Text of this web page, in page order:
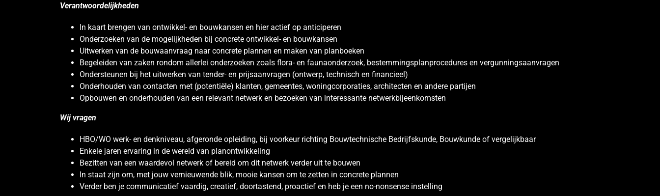
Verantwoordelijkheden
In kaart brengen van ontwikkel- en bouwkansen en hier actief op anticiperen
Onderzoeken van de mogelijkheden bij concrete ontwikkel- en bouwkansen
Uitwerken van de bouwaanvraag naar concrete plannen en maken van planboeken
Begeleiden van zaken rondom allerlei onderzoeken zoals flora- en faunaonderzoek, bestemmingsplanprocedures en vergunningsaanvragen
Ondersteunen bij het uitwerken van tender- en prijsaanvragen (ontwerp, technisch en financieel)
Onderhouden van contacten met (potentiële) klanten, gemeentes, woningcorporaties, architecten en andere partijen
Opbouwen en onderhouden van een relevant netwerk en bezoeken van interessante netwerkbijeenkomsten
Wij vragen
HBO/WO werk- en denkniveau, afgeronde opleiding, bij voorkeur richting Bouwtechnische Bedrijfskunde, Bouwkunde of vergelijkbaar
Enkele jaren ervaring in de wereld van planontwikkeling
Bezitten van een waardevol netwerk of bereid om dit netwerk verder uit te bouwen
In staat zijn om, met jouw vernieuwende blik, mooie kansen om te zetten in concrete plannen
Verder ben je communicatief vaardig, creatief, doortastend, proactief en heb je een no-nonsense instelling